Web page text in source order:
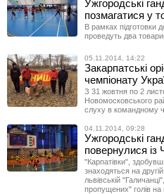
Ужгородські
позмагатися у
В рамках підготовки
проведуть два
05.11.2014, 14:22
Закарпатські
чемпіонату
З 31 жовтня по 2
Новомосковського
слуху в командному
04.11.2014, 09:28
Ужгородські
повернулися із
"Карпатівки",
знаходяться на
львівській
пропущених" голів на